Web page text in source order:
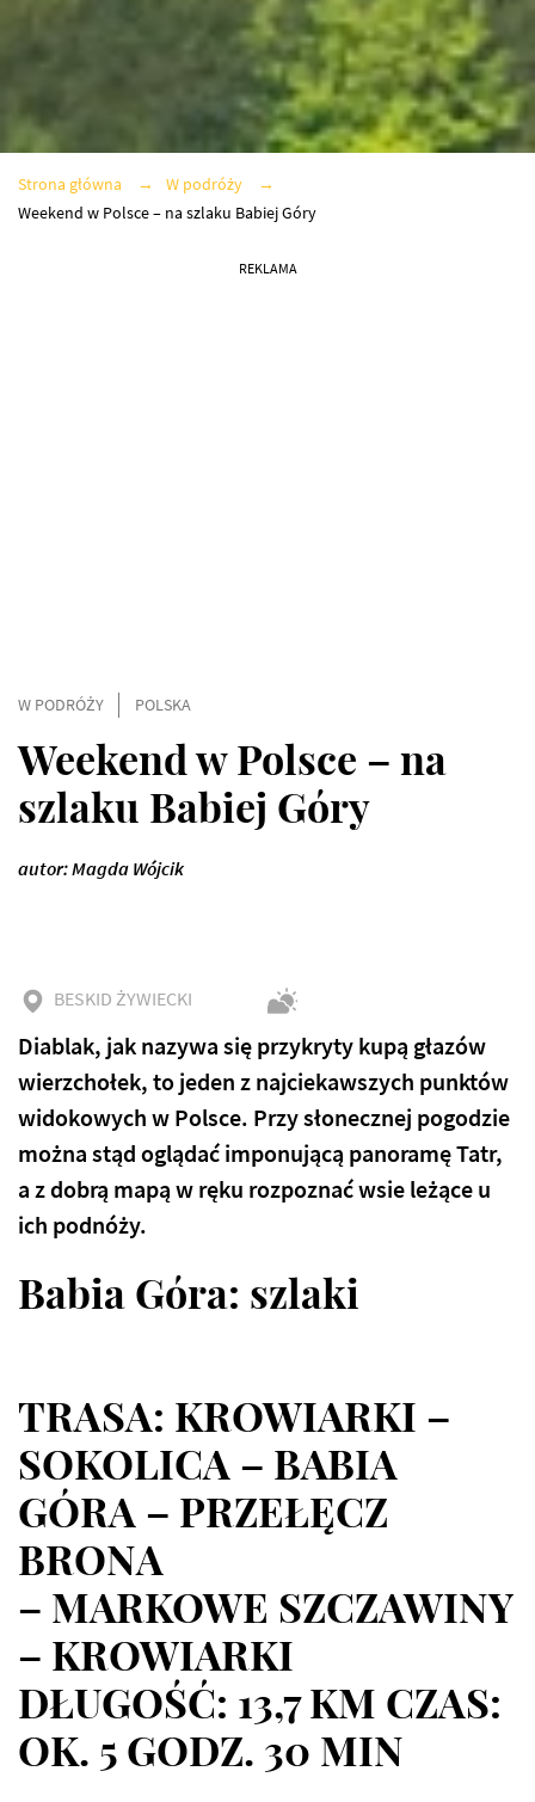
Strona główna
W podróży
Weekend w Polsce – na szlaku Babiej Góry
REKLAMA
W PODRÓŻY POLSKA
Weekend w Polsce – na
szlaku Babiej Góry
autor: Magda Wójcik
BESKID ŻYWIECKI
Diablak, jak nazywa się przykryty kupą głazów
wierzchołek, to jeden z najciekawszych punktów
widokowych w Polsce. Przy słonecznej pogodzie
można stąd oglądać imponującą panoramę Tatr,
a z dobrą mapą w ręku rozpoznać wsie leżące u
ich podnóży.
Babia Góra: szlaki
TRASA: KROWIARKI –
SOKOLICA – BABIA
GÓRA – PRZEŁĘCZ
BRONA
– MARKOWE SZCZAWINY
– KROWIARKI
DŁUGOŚĆ: 13,7 KM CZAS:
OK. 5 GODZ. 30 MIN